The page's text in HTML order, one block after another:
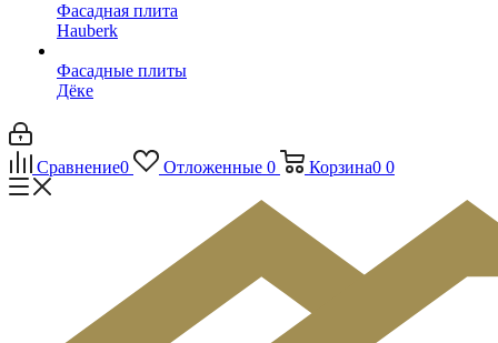
Фасадная плита
Hauberk
Фасадные плиты
Дёке
Сравнение0 Отложенные 0 Корзина0 0